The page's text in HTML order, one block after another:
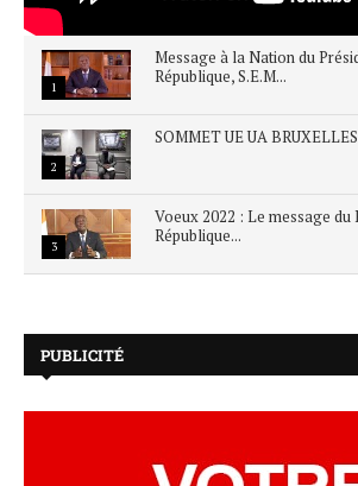
1
Message à la Nation du
République, S.E.M...
2
SOMMET UE UA
3
Voeux 2022 : Le message du
République...
PUBLICITÉ